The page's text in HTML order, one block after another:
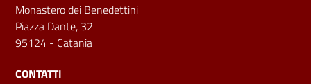
Monastero dei Benedettini
Piazza Dante, 32
95124 - Catania
CONTATTI